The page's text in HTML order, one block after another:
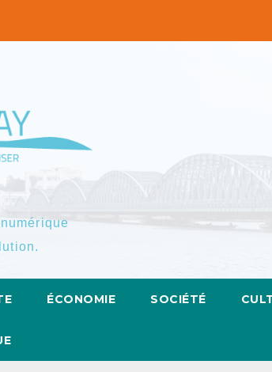
ÉCONOMIE SOCIÉTÉ